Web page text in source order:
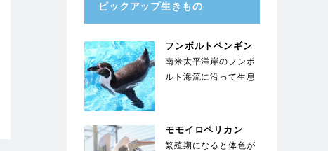
ピックアップ生きもの
フンボルトペンギン
南米太平洋岸のフンボ
ルト海流に沿って生息
モモイロペリカン
繁殖期になると体色が